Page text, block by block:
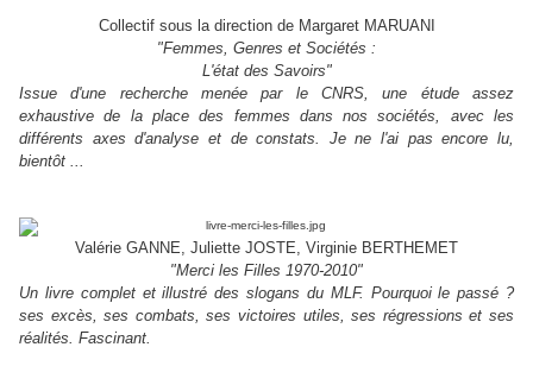
Collectif sous la direction de Margaret MARUANI
"Femmes, Genres et Sociétés :
L'état des Savoirs"
Issue d'une recherche menée par le CNRS, une étude assez
exhaustive de la place des femmes dans nos sociétés, avec les
différents axes d'analyse et de constats. Je ne l'ai pas encore lu,
bientôt ...
Valérie GANNE, Juliette JOSTE, Virginie BERTHEMET
"Merci les Filles 1970-2010"
Un livre complet et illustré des slogans du MLF. Pourquoi le passé ?
ses excès, ses combats, ses victoires utiles, ses régressions et ses
réalités. Fascinant.